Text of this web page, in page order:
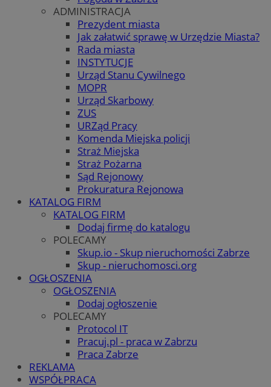
ADMINISTRACJA
Prezydent miasta
Jak załatwić sprawę w Urzędzie Miasta?
Rada miasta
INSTYTUCJE
Urząd Stanu Cywilnego
MOPR
Urząd Skarbowy
ZUS
URZąd Pracy
Komenda Miejska policji
Straż Miejska
Straż Pożarna
Sąd Rejonowy
Prokuratura Rejonowa
KATALOG FIRM
KATALOG FIRM
Dodaj firmę do katalogu
POLECAMY
Skup.io - Skup nieruchomości Zabrze
Skup - nieruchomosci.org
OGŁOSZENIA
OGŁOSZENIA
Dodaj ogłoszenie
POLECAMY
Protocol IT
Pracuj.pl - praca w Zabrzu
Praca Zabrze
REKLAMA
WSPÓŁPRACA